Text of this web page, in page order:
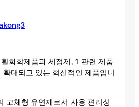
화학제품과 세정제, 1 관련 제품
대되고 있는 혁신적인 제품입니
고체형 유연제로서 사용 편리성